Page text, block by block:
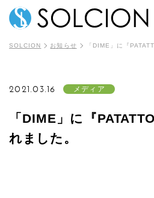
SOLCION お知らせ 「DIME」に『
「DIME」に『
れました。
2021.03.16 メディア